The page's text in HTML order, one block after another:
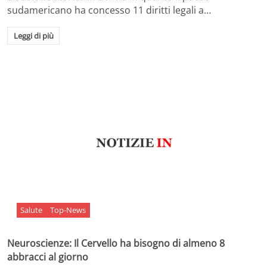
sudamericano ha concesso 11 diritti legali a…
Leggi di più
Salute Top-News
Neuroscienze: Il Cervello ha bisogno di almeno 8
abbracci al giorno